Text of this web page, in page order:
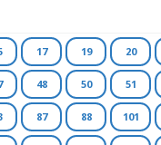
17 19 20
48 50 51
87 88 101